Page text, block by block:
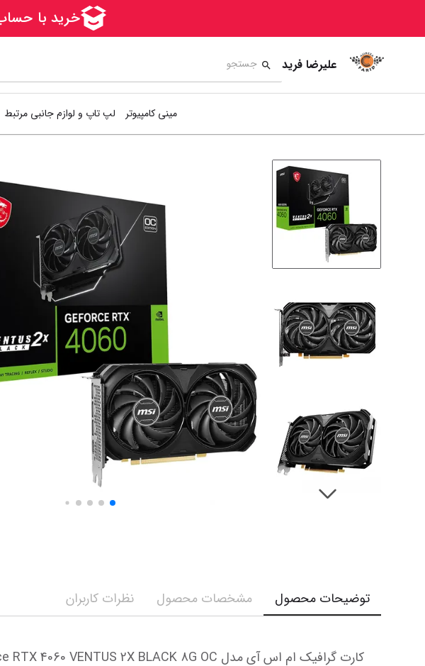
علیرضا فرید
مینی کامپیوتر لپ تاپ و لوازم جانبی مرتبط
توضیحات محصول مشخصات محصول نظرات کاربران